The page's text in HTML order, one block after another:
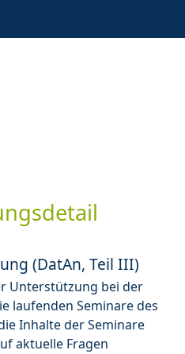
(DatAn, Teil III)
Unterstützung bei der
laufenden Seminare des
Inhalte der Seminare
aktuelle Fragen